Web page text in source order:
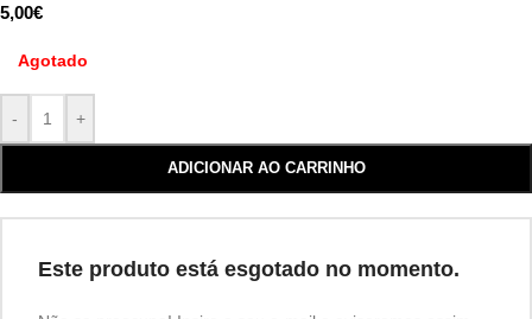
5,00€
Agotado
- +
ADICIONAR AO CARRINHO
Este produto está esgotado no momento.